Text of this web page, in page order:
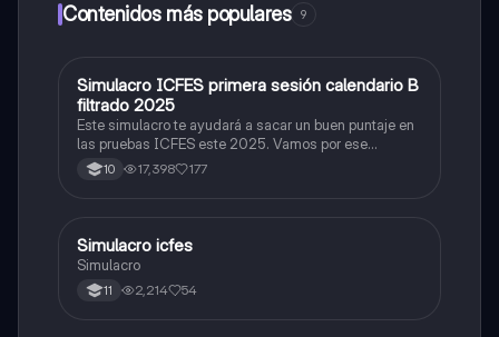
Contenidos más populares 9
ICFES: Matemáticas
Simulacro ICFES primera sesión calendario B
filtrado 2025
Este simulacro te ayudará a sacar un buen puntaje en
las pruebas ICFES este 2025. Vamos por ese
500/500. Y poder ser admitido en la universidad que
quieras, estudiar la carrera que quieres y no la que te
10 17,398 177
ICFES: Lectura Crítica
Simulacro icfes
Simulacro
11 2,214 54